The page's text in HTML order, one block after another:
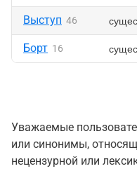
Выступ 46
Борт 16
Уважаемые
или синонимы,
нецензурной или